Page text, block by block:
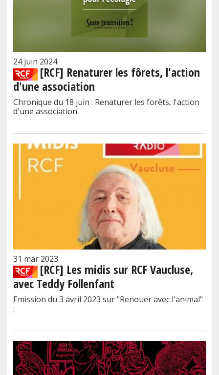
24 juin 2024
[RCF] Renaturer les fôrets, l'action
d'une association
Chronique du 18 juin : Renaturer les forêts, l'action
d'une association
31 mar 2023
[RCF] Les midis sur RCF Vaucluse,
avec Teddy Follenfant
Emission du 3 avril 2023 sur "Renouer avec l'animal"
: